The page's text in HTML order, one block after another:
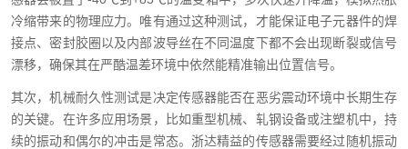
冷缩带来的物理应力。唯有通过这种测试，才能保证电子元器件的焊
接点、密封胶圈以及内部波导丝在不同温度下都不会出现断裂或信号
漂移，确保其在严酷温差环境中依然能精准输出位置信号。
其次，机械耐久性测试是决定传感器能否在恶劣震动环境中长期生存
的关键。在许多应用场景，比如重型机械、轧钢设备或注塑机中，持
续的振动和偶尔的冲击是常态。浙达精益的传感器需要经过随机振动